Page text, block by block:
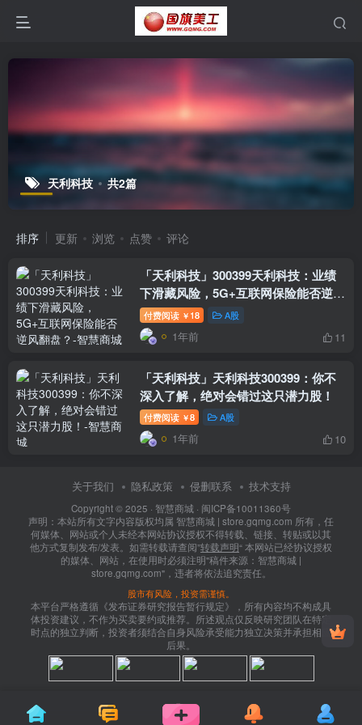
天利科技 共2篇
排序 更新 浏览 点赞 评论
「天利科技」300399天利科技：业绩
下滑藏风险，5G+互联网保险能否逆风
翻盘？
付费阅读 ￥ 18 A股
1年前 11
「天利科技」天利科技300399：你不
深入了解，绝对会错过这只潜力股！
付费阅读 ￥8 A股
1年前 10
关于我们 隐私政策 侵删联系 技术支持
Copyright © 2025 · 智慧商城 · 闽ICP备10011360号
声明：本站所有文字内容版权均属 智慧商城 | store.gqmg.com 所有，任
何媒体、网站或个人未经本网站协议授权不得转载、链接、转贴或以其
他方式复制发布/发表。如需转载请查阅”转载声明“ 本网站已经协议授权
的媒体、网站，在使用时必须注明"稿件来源：智慧商城 |
store.gqmg.com"，违者将依法追究责任。
股市有风险，投资需谨慎。
本平台严格遵循《发布证券研究报告暂行规定》，所有内容均不构成具
体投资建议，不作为买卖要约或推荐。所述观点仅反映研究团队在特定
时点的独立判断，投资者须结合自身风险承受能力独立决策并承担相应
后果。